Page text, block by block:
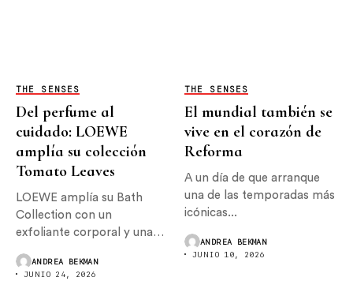
THE SENSES
Del perfume al
cuidado: LOEWE
amplía su colección
Tomato Leaves
LOEWE amplía su Bath
Collection con un
exfoliante corporal y una
ANDREA BEKMAN
JUNIO 24, 2026
THE SENSES
El mundial también se
vive en el corazón de
Reforma
A un día de que arranque
una de las temporadas más
icónicas...
ANDREA BEKMAN
JUNIO 10, 2026